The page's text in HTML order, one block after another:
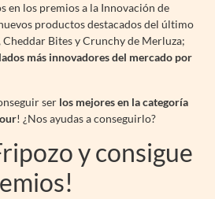
en los premios a la Innovación de
productos destacados del último
Bites y Crunchy de Merluza;
más innovadores del mercado por
ser los mejores en la categoría
! ¿Nos ayudas a conseguirlo?
y consigue